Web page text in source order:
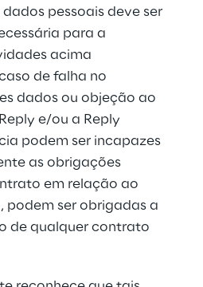
pessoais deve ser
para a
acima
de falha no
dados ou objeção ao
e/ou a Reply
podem ser incapazes
as obrigações
em relação ao
podem ser obrigadas a
de qualquer contrato